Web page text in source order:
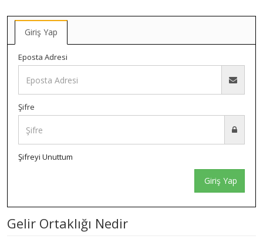
Giriş Yap
Eposta Adresi
Şifre
Şifreyi Unuttum
Giriş Yap
Gelir Ortaklığı Nedir